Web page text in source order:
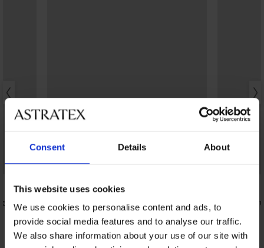
Consent Details About
This website uses cookies
We use cookies to personalise content and ads, to
provide social media features and to analyse our traffic.
We also share information about your use of our site with
5
žica
Grudnjak Martha protetski nakon
ablacije
41,99 €
Sportski
27,99 €